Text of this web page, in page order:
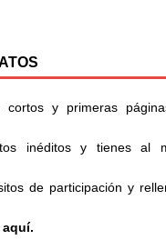
cortos y primeras
inéditos y tienes al
de participación y
aquí.